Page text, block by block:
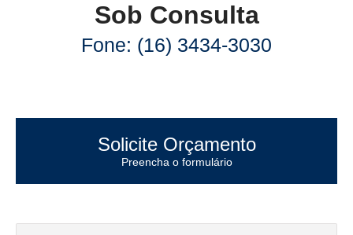
Sob Consulta
Fone: (16) 3434-3030
Solicite Orçamento
Preencha o formulário